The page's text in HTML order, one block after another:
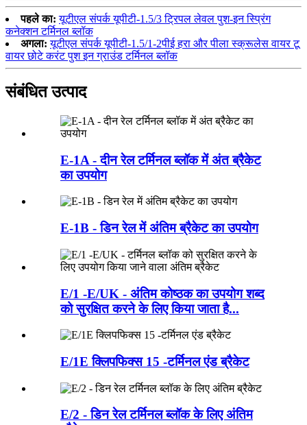
पहले का: यूटीएल संपर्क यूपीटी-1.5/3 ट्रिपल लेवल पुश-इन स्प्रिंग
कनेक्शन टर्मिनल ब्लॉक
अगला: यूटीएल संपर्क यूपीटी-1.5/1-2पीई हरा और पीला स्क्रूलेस वायर टू
वायर छोटे करंट पुश इन ग्राउंड टर्मिनल ब्लॉक
संबंधित उत्पाद
E-1A - दीन रेल टर्मिनल ब्लॉक में अंत ब्रैकेट
का उपयोग
E-1B - डिन रेल में अंतिम ब्रैकेट का उपयोग
E/1 -E/UK - अंतिम कोष्ठक का उपयोग शब्द
को सुरक्षित करने के लिए किया जाता है...
E/1E क्लिपफिक्स 15 -टर्मिनल एंड ब्रैकेट
E/2 - डिन रेल टर्मिनल ब्लॉक के लिए अंतिम